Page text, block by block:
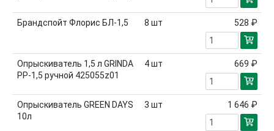
Брандспойт Флорис БЛ-1,5 8 шт 528 ₽
Опрыскиватель 1,5 л GRINDA
PP-1,5 ручной 425055z01
4шт 669 ₽
Опрыскиватель GREEN DAYS
10л
3 шт 1 646 ₽